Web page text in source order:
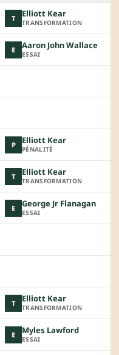
T Elliott Kear
TRANSFORMATION
E Aaron John Wallace
ESSAI
P Elliott Kear
PÉNALITÉ
T Elliott Kear
TRANSFORMATION
E George Jr Flanagan
ESSAI
T Elliott Kear
TRANSFORMATION
E Myles Lawford
ESSAI